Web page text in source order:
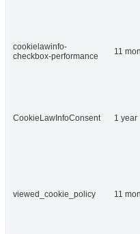
cookielawinfo-
checkbox-performance
11
CookieLawInfoConsent 1 year
viewed_cookie_policy 11